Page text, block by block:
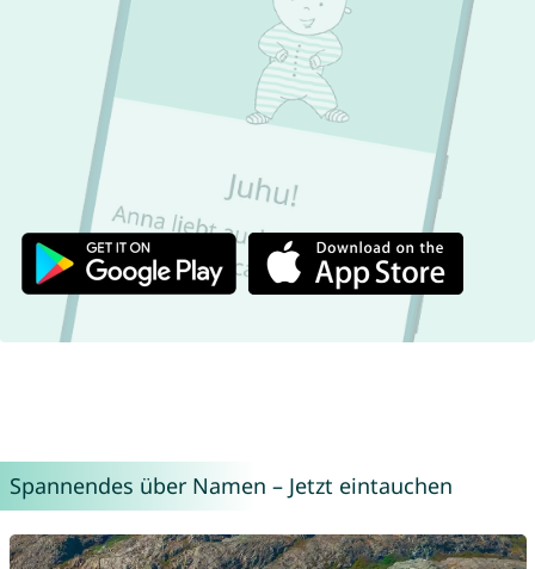
Spannendes über Namen – Jetzt eintauchen